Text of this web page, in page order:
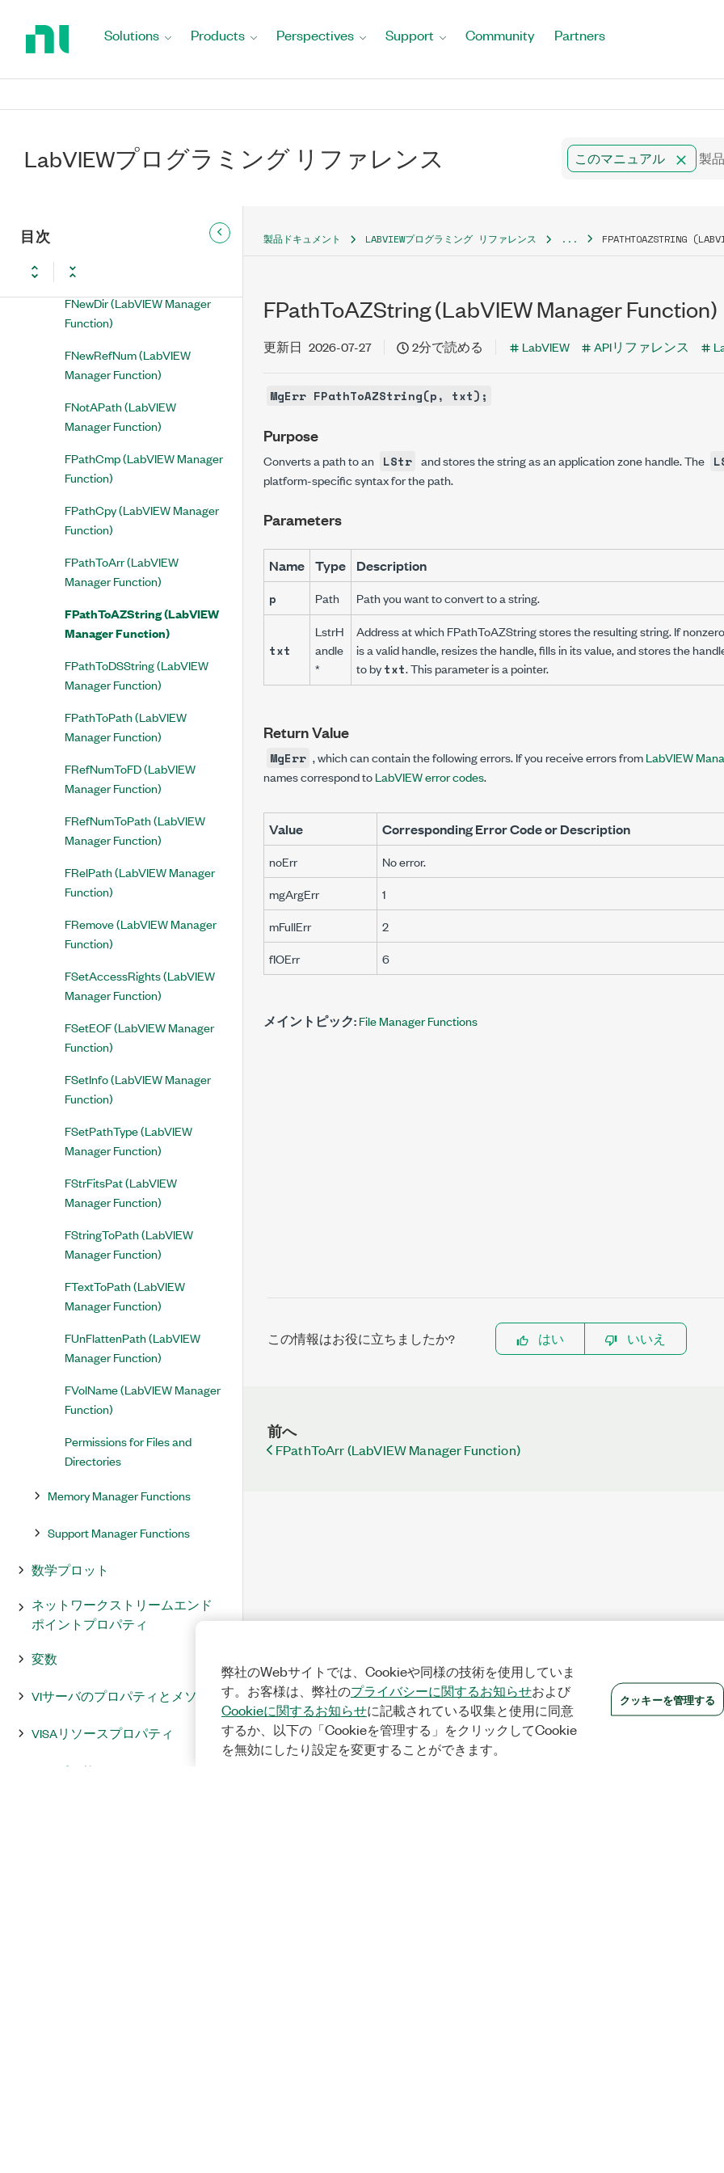
Solutions Products Perspectives Support Community Partners
LabVIEWプログラミング リファレンス このマニュアル
目次
FMSeek (LabVIEW Manager
Function)
FMWrite (LabVIEW Manager
Function)
Function)
FNewDir (LabVIEW Manager
Function)
FNewRefNum (LabVIEW
Manager Function)
FNotAPath (LabVIEW
Manager Function)
FPathCmp (LabVIEW Manager
Function)
FPathCpy (LabVIEW Manager
Function)
FPathToArr (LabVIEW
Manager Function)
FPathToAZString (LabVIEW
Manager Function)
FPathToDSString (LabVIEW
Manager Function)
FPathToPath (LabVIEW
Manager Function)
FRefNumToFD (LabVIEW
Manager Function)
FRefNumToPath (LabVIEW
Manager Function)
FRelPath (LabVIEW Manager
Function)
FRemove (LabVIEW Manager
Function)
FSetAccessRights (LabVIEW
Manager Function)
FSetEOF (LabVIEW Manager
Function)
FSetInfo (LabVIEW Manager
Function)
FSetPathType (LabVIEW
Manager Function)
FStrFitsPat (LabVIEW
Manager Function)
FStringToPath (LabVIEW
Manager Function)
FTextToPath (LabVIEW
Manager Function)
FUnFlattenPath (LabVIEW
Manager Function)
FVolName (LabVIEW Manager
Function)
Permissions for Files and
Directories
Memory Manager Functions
Support Manager Functions
数学プロット
ネットワークストリームエンド
ポイントプロパティ
変数
VIサーバのプロパティとメソッド
VISAリソースプロパティ
XMLパーサー
製品ドキュメント LABVIEWプログラミング リファレンス ... FPATHTOAZSTRING
FPathToAZString (LabVIEW Manager Function)
更新日 2026-07-27 2分で読める LabVIEW APIリファレンス
MgErr FPathToAZString(p, txt);
Purpose
Converts a path to an LStr and stores the string as an application zone handle. The
platform-specific syntax for the path.
Parameters
Name Type Description
p Path Path you want to convert to a string.
txt
LstrH
andle
*
Address at whichFPathToAZStringstores the resulting string. If
is a valid handle, resizes the handle, fills in its value, and stores the
to bytxt. This parameter is a pointer.
Return Value
MgErr , which can contain the following errors. If you receive errors fromLabVIEW
names correspond toLabVIEW error codes.
Value Corresponding Error Code or Description
noErr
No error.
mgArgErr
1
mFullErr
2
fIOErr
6
メイントピック:File Manager Functions
この情報はお役に立ちましたか? はい いいえ
前へ
FPathToArr (LabVIEW Manager Function)
弊社のWebサイトでは、Cookieや同様の技術を使用していま
す。お客様は、弊社のプライバシーに関するお知らせおよび
Cookieに関するお知らせに記載されている収集と使用に同意
するか、以下の「Cookieを管理する」をクリックしてCookie
を無効にしたり設定を変更することができます。
クッキーを管理する